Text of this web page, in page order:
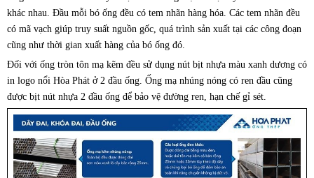
khác nhau. Đầu mỗi bó ống đều có tem nhãn hàng hóa. Các tem nhãn đều
có mã vạch giúp truy suất nguồn gốc, quá trình sản xuất tại các công đoạn
cũng như thời gian xuất hàng của bó ống đó.
Đối với ống tròn tôn mạ kẽm đều sử dụng nút bịt nhựa màu xanh dương có
in logo nổi Hòa Phát ở 2 đầu ống. Ống mạ nhúng nóng có ren đầu cũng
được bịt nút nhựa 2 đầu ống để bảo vệ đường ren, hạn chế gỉ sét.